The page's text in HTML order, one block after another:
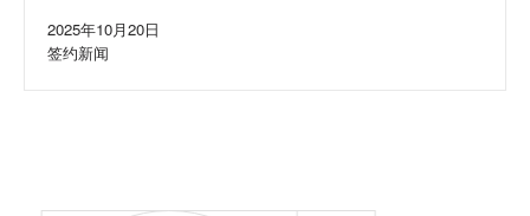
2025年10月20日
签约新闻